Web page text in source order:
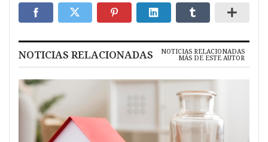
NOTICIAS RELACIONADAS NOTICIAS RELACIONADAS
MÁS DE ESTE AUTOR